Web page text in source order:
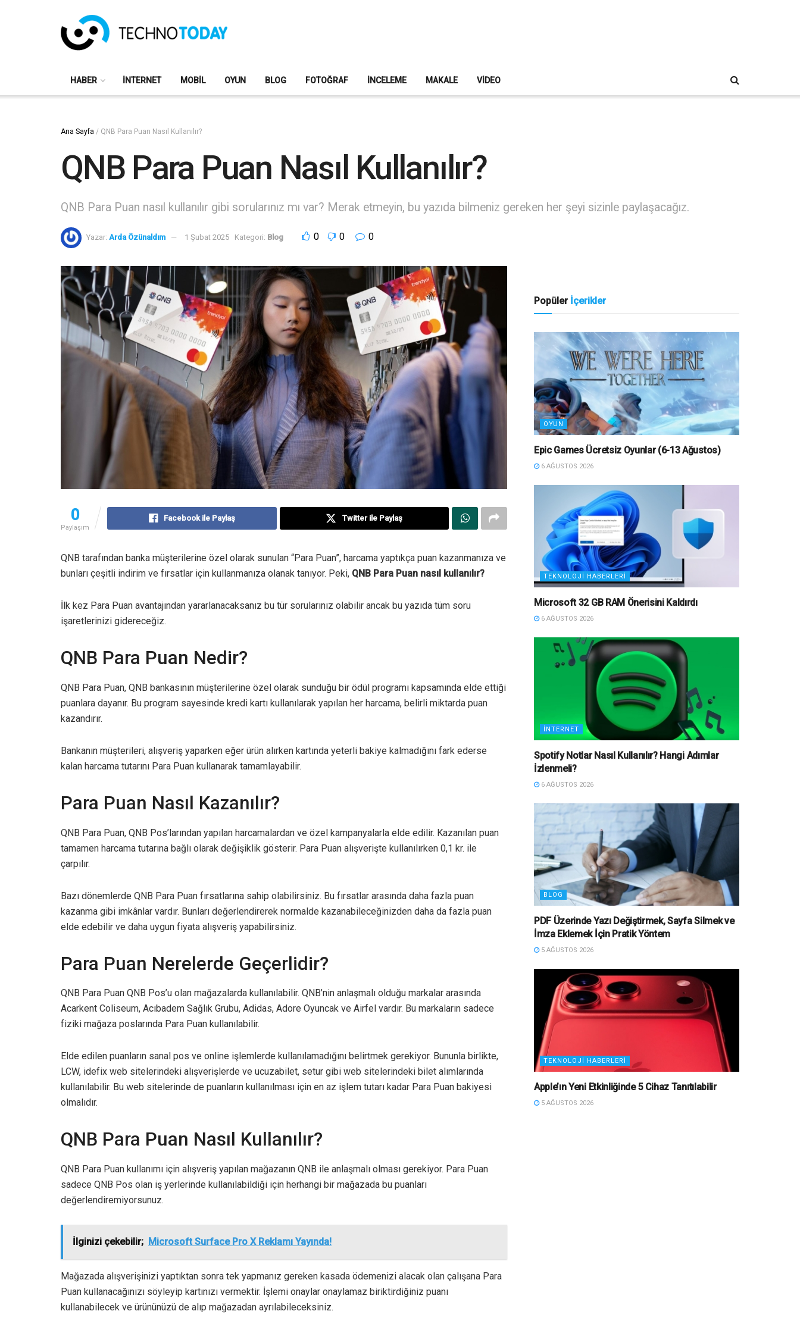
HABER İNTERNET MOBIL OYUN BLOG FOTOĞRAF İNCELEME MAKALE VIDEO
Ana Sayfa / QNB Para Puan Nasıl Kullanılır?
QNB Para Puan Nasıl Kullanılır?
QNB Para Puan nasıl kullanılır gibi sorularınız mı var? Merak etmeyin, bu yazıda bilmeniz gereken her şeyi sizinle paylaşacağız.
Yazar: Arda Özünaldım 1 Şubat 2025 Kategori: Blog 0 0 0
0
Paylaşım
Facebook ile Paylaş Twitter ile Paylaş
QNB tarafından banka müşterilerine özel olarak sunulan “Para Puan”, harcama yaptıkça puan kazanmanıza ve
bunları çeşitli indirim ve fırsatlar için kullanmanıza olanak tanıyor. Peki, QNB Para Puan nasıl kullanılır?
İlk kez Para Puan avantajından yararlanacaksanız bu tür sorularınız olabilir ancak bu yazıda tüm soru
işaretlerinizi gidereceğiz.
QNB Para Puan Nedir?
QNB Para Puan, QNB bankasının müşterilerine özel olarak sunduğu bir ödül programı kapsamında elde ettiği
puanlara dayanır. Bu program sayesinde kredi kartı kullanılarak yapılan her harcama, belirli miktarda puan
kazandırır.
Bankanın müşterileri, alışveriş yaparken eğer ürün alırken kartında yeterli bakiye kalmadığını fark ederse
kalan harcama tutarını Para Puan kullanarak tamamlayabilir.
Para Puan Nasıl Kazanılır?
QNB Para Puan, QNB Pos’larından yapılan harcamalardan ve özel kampanyalarla elde edilir. Kazanılan puan
tamamen harcama tutarına bağlı olarak değişiklik gösterir. Para Puan alışverişte kullanılırken 0,1 kr. ile
çarpılır.
Bazı dönemlerde QNB Para Puan fırsatlarına sahip olabilirsiniz. Bu fırsatlar arasında daha fazla puan
kazanma gibi imkânlar vardır. Bunları değerlendirerek normalde kazanabileceğinizden daha da fazla puan
elde edebilir ve daha uygun fiyata alışveriş yapabilirsiniz.
Para Puan Nerelerde Geçerlidir?
QNB Para Puan QNB Pos’u olan mağazalarda kullanılabilir. QNB’nin anlaşmalı olduğu markalar arasında
Acarkent Coliseum, Acıbadem Sağlık Grubu, Adidas, Adore Oyuncak ve Airfel vardır. Bu markaların sadece
fiziki mağaza poslarında Para Puan kullanılabilir.
Elde edilen puanların sanal pos ve online işlemlerde kullanılamadığını belirtmek gerekiyor. Bununla birlikte,
LCW, idefix web sitelerindeki alışverişlerde ve ucuzabilet, setur gibi web sitelerindeki bilet alımlarında
kullanılabilir. Bu web sitelerinde de puanların kullanılması için en az işlem tutarı kadar Para Puan bakiyesi
olmalıdır.
QNB Para Puan Nasıl Kullanılır?
QNB Para Puan kullanımı için alışveriş yapılan mağazanın QNB ile anlaşmalı olması gerekiyor. Para Puan
sadece QNB Pos olan iş yerlerinde kullanılabildiği için herhangi bir mağazada bu puanları
değerlendiremiyorsunuz.
İlginizi çekebilir; Microsoft Surface Pro X Reklamı Yayında!
Mağazada alışverişinizi yaptıktan sonra tek yapmanız gereken kasada ödemenizi alacak olan çalışana Para
Puan kullanacağınızı söyleyip kartınızı vermektir. İşlemi onaylar onaylamaz biriktirdiğiniz puanı
kullanabilecek ve ürününüzü de alıp mağazadan ayrılabileceksiniz.
Popüler İçerikler
OYUN
Epic Games Ücretsiz Oyunlar (6-13 Ağustos)
6 AĞUSTOS 2026
TEKNOLOJI HABERLERI
Microsoft 32 GB RAM Önerisini Kaldırdı
6 AĞUSTOS 2026
İNTERNET
Spotify Notlar Nasıl Kullanılır? Hangi Adımlar
İzlenmeli?
6 AĞUSTOS 2026
BLOG
PDF Üzerinde Yazı Değiştirmek, Sayfa Silmek ve
İmza Eklemek İçin Pratik Yöntem
5 AĞUSTOS 2026
TEKNOLOJI HABERLERI
Apple’ın Yeni Etkinliğinde 5 Cihaz Tanıtılabilir
5 AĞUSTOS 2026